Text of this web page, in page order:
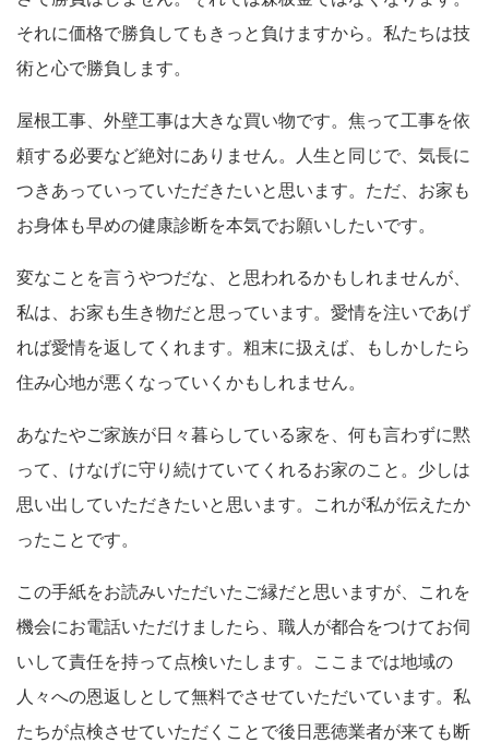
それに価格で勝負してもきっと負けますから。私たちは技
術と心で勝負します。
屋根工事、外壁工事は大きな買い物です。焦って工事を依
頼する必要など絶対にありません。人生と同じで、気長に
つきあっていっていただきたいと思います。ただ、お家も
お身体も早めの健康診断を本気でお願いしたいです。
変なことを言うやつだな、と思われるかもしれませんが、
私は、お家も生き物だと思っています。愛情を注いであげ
れば愛情を返してくれます。粗末に扱えば、もしかしたら
住み心地が悪くなっていくかもしれません。
あなたやご家族が日々暮らしている家を、何も言わずに黙
って、けなげに守り続けていてくれるお家のこと。少しは
思い出していただきたいと思います。これが私が伝えたか
ったことです。
この手紙をお読みいただいたご縁だと思いますが、これを
機会にお電話いただけましたら、職人が都合をつけてお伺
いして責任を持って点検いたします。ここまでは地域の
人々への恩返しとして無料でさせていただいています。私
たちが点検させていただくことで後日悪徳業者が来ても断